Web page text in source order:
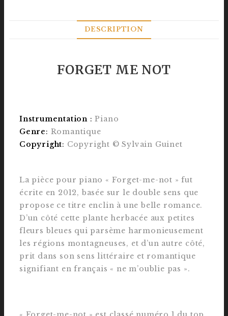
DESCRIPTION
FORGET ME NOT
Instrumentation : Piano
Genre: Romantique
Copyright: Copyright © Sylvain Guinet
La pièce pour piano « Forget-me-not » fut
écrite en 2012, basée sur le double sens que
propose ce titre enclin à une belle romance.
D’un côté cette plante herbacée aux petites
fleurs bleues qui parsème harmonieusement
les régions montagneuses, et d’un autre côté,
prit dans son sens littéraire et romantique
signifiant en français « ne m’oublie pas ».